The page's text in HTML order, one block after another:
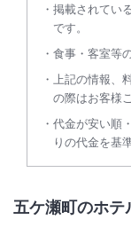
掲載されてい
です。
食事・客室等
上記の情報、
の際はお客様
代金が安い順
りの代金を基
五ケ瀬町のホ